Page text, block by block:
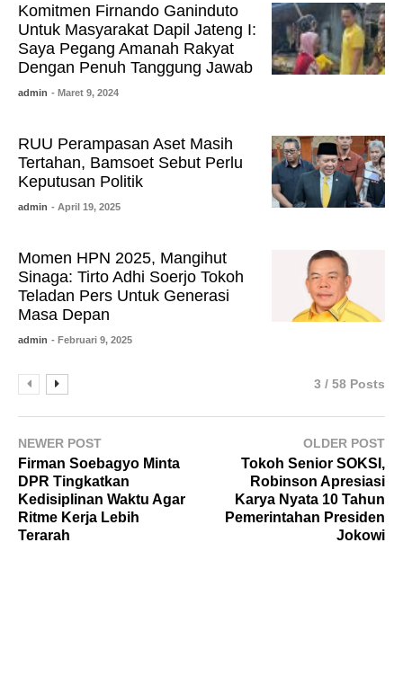
Komitmen Firnando Ganinduto
Untuk Masyarakat Dapil Jateng I:
Saya Pegang Amanah Rakyat
Dengan Penuh Tanggung Jawab
admin - Maret 9, 2024
RUU Perampasan Aset Masih
Tertahan, Bamsoet Sebut Perlu
Keputusan Politik
admin - April 19, 2025
Momen HPN 2025, Mangihut
Sinaga: Tirto Adhi Soerjo Tokoh
Teladan Pers Untuk Generasi
Masa Depan
admin - Februari 9, 2025
3 / 58 Posts
NEWER POST
Firman Soebagyo Minta
DPR Tingkatkan
Kedisiplinan Waktu Agar
Ritme Kerja Lebih
Terarah
OLDER POST
Tokoh Senior SOKSI,
Robinson Apresiasi
Karya Nyata 10 Tahun
Pemerintahan Presiden
Jokowi